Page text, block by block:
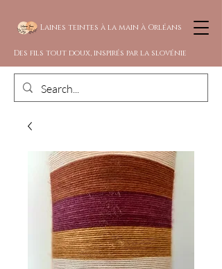
Laines teintes à la main à Orléans
Des fils tout doux, inspirés par la slovénie